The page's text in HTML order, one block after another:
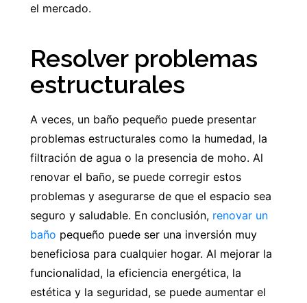
el mercado.
Resolver problemas
estructurales
A veces, un baño pequeño puede presentar
problemas estructurales como la humedad, la
filtración de agua o la presencia de moho. Al
renovar el baño, se puede corregir estos
problemas y asegurarse de que el espacio sea
seguro y saludable. En conclusión, renovar un
baño pequeño puede ser una inversión muy
beneficiosa para cualquier hogar. Al mejorar la
funcionalidad, la eficiencia energética, la
estética y la seguridad, se puede aumentar el